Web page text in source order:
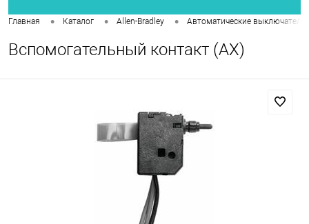
Главная • Каталог • Allen-Bradley • Автоматические выключатели
Вспомогательный контакт (AX)